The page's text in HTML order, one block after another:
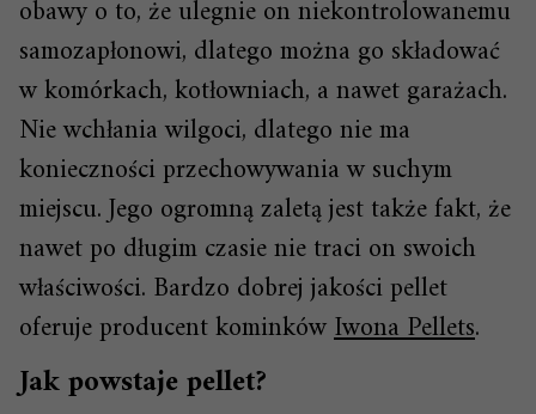
obawy o to, że ulegnie on niekontrolowanemu
samozapłonowi, dlatego można go składować
w komórkach, kotłowniach, a nawet garażach.
Nie wchłania wilgoci, dlatego nie ma
konieczności przechowywania w suchym
miejscu. Jego ogromną zaletą jest także fakt, że
nawet po długim czasie nie traci on swoich
właściwości. Bardzo dobrej jakości pellet
oferuje producent kominkówIwona Pellets.
Jak powstaje pellet?